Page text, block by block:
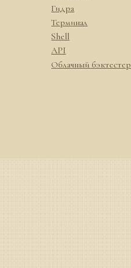
Гидра
Терминал
Shell
API
Облачный бэктестер